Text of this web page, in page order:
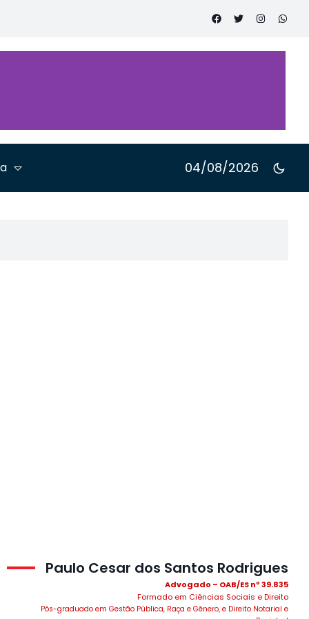
04/08/2026
Paulo Cesar dos Santos Rodrigues
Advogado – OAB/ES nº 39.835
Formado em Ciências Sociais e Direito
Pós-graduado em Gestão Pública, Raça e Gênero, e Direito Notarial e